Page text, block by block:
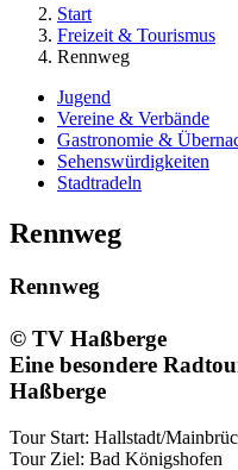
Start
Freizeit & Tourismus
Rennweg
Jugend
Vereine & Verbände
Gastronomie &
Sehenswürdigkeiten
Stadtradeln
Rennweg
Rennweg
© TV Haßberge
Eine besondere
Haßberge
Tour Start: Hallstadt/
Tour Ziel: Bad Königshofen